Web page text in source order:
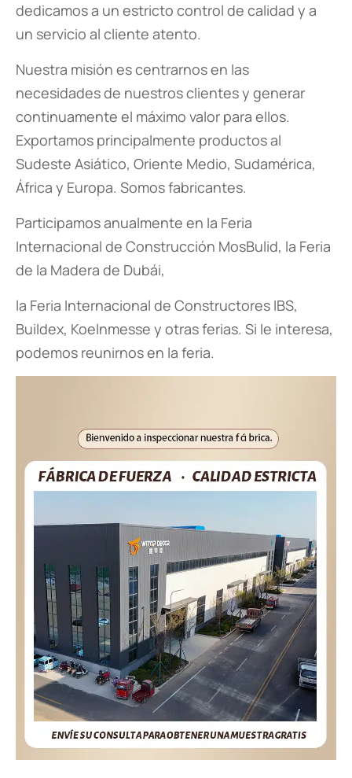
dedicamos a un estricto control de calidad y a
un servicio al cliente atento.
Nuestra misión es centrarnos en las
necesidades de nuestros clientes y generar
continuamente el máximo valor para ellos.
Exportamos principalmente productos al
Sudeste Asiático, Oriente Medio, Sudamérica,
África y Europa. Somos fabricantes.
Participamos anualmente en la Feria
Internacional de Construcción MosBulid, la Feria
de la Madera de Dubái,
la Feria Internacional de Constructores IBS,
Buildex, Koelnmesse y otras ferias. Si le interesa,
podemos reunirnos en la feria.